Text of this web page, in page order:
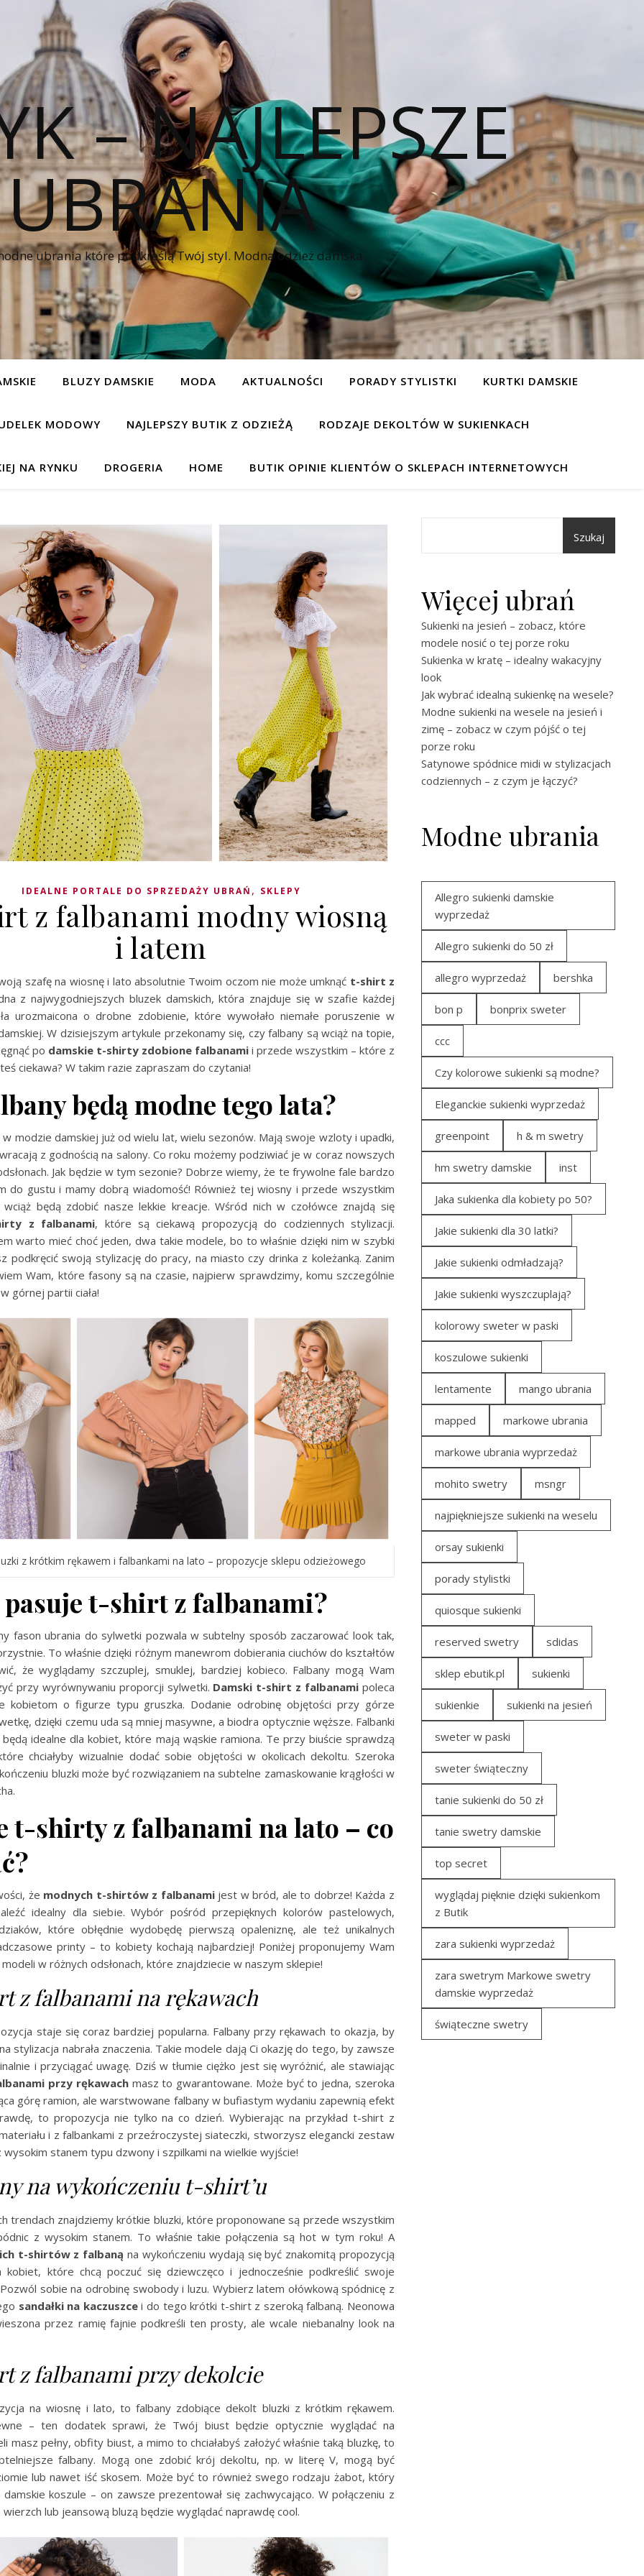
– NAJLEPSZE
UBRANIA
ubrania które podkreślą Twój styl. Modna odzież damska
BLUZY DAMSKIE MODA AKTUALNOŚCI PORADY STYLISTKI KURTKI DAMSKIE
MODOWY NAJLEPSZY BUTIK Z ODZIEŻĄ RODZAJE DEKOLTÓW W SUKIENKACH
NA RYNKU DROGERIA HOME BUTIK OPINIE KLIENTÓW O SKLEPACH INTERNETOWYCH
IDEALNE PORTALE DO SPRZEDAŻY UBRAŃ , SKLEPY
z falbanami modny wiosną
i latem
szafę na wiosnę i lato absolutnie Twoim oczom nie może umknąć t-shirt z
z najwygodniejszych bluzek damskich, która znajduje się w szafie każdej
urozmaicona o drobne zdobienie, które wywołało niemałe poruszenie w
W dzisiejszym artykule przekonamy się, czy falbany są wciąż na topie,
po damskie t-shirty zdobione falbanami i przede wszystkim – które z
ciekawa? W takim razie zapraszam do czytania!
będą modne tego lata?
w modzie damskiej już od wielu lat, wielu sezonów. Mają swoje wzloty i upadki,
z godnością na salony. Co roku możemy podziwiać je w coraz nowszych
Jak będzie w tym sezonie? Dobrze wiemy, że te frywolne fale bardzo
do gustu i mamy dobrą wiadomość! Również tej wiosny i przede wszystkim
będą zdobić nasze lekkie kreacje. Wśród nich w czołówce znajdą się
z falbanami, które są ciekawą propozycją do codziennych stylizacji.
warto mieć choć jeden, dwa takie modele, bo to właśnie dzięki nim w szybki
podkręcić swoją stylizację do pracy, na miasto czy drinka z koleżanką. Zanim
Wam, które fasony są na czasie, najpierw sprawdzimy, komu szczególnie
górnej partii ciała!
z krótkim rękawem i falbankami na lato – propozycje sklepu odzieżowego
t-shirt z falbanami?
fason ubrania do sylwetki pozwala w subtelny sposób zaczarować look tak,
To właśnie dzięki różnym manewrom dobierania ciuchów do kształtów
że wyglądamy szczuplej, smuklej, bardziej kobieco. Falbany mogą Wam
przy wyrównywaniu proporcji sylwetki. Damski t-shirt z falbanami poleca
kobietom o figurze typu gruszka. Dodanie odrobinę objętości przy górze
dzięki czemu uda są mniej masywne, a biodra optycznie węższe. Falbanki
idealne dla kobiet, które mają wąskie ramiona. Te przy biuście sprawdzą
chciałyby wizualnie dodać sobie objętości w okolicach dekoltu. Szeroka
bluzki może być rozwiązaniem na subtelne zamaskowanie krągłości w
t-shirty z falbanami na lato – co
że modnych t-shirtów z falbanamijest w bród, ale to dobrze! Każda z
idealny dla siebie. Wybór pośród przepięknych kolorów pastelowych,
które obłędnie wydobędę pierwszą opaleniznę, ale też unikalnych
printy – to kobiety kochają najbardziej! Poniżej proponujemy Wam
w różnych odsłonach, które znajdziecie w naszym sklepie!
z falbanami na rękawach
staje się coraz bardziej popularna. Falbany przy rękawach to okazja, by
stylizacja nabrała znaczenia. Takie modele dają Ci okazję do tego, by zawsze
i przyciągać uwagę. Dziś w tłumie ciężko jest się wyróżnić, ale stawiając
przy rękawachmasz to gwarantowane. Może być to jedna, szeroka
górę ramion, ale warstwowane falbany w bufiastym wydaniu zapewnią efekt
to propozycja nie tylko na co dzień. Wybierając na przykład t-shirt z
i z falbankami z przeźroczystej siateczki, stworzysz elegancki zestaw
wysokim stanem typu dzwony i szpilkami na wielkie wyjście!
na wykończeniu t-shirt’u
trendach znajdziemy krótkie bluzki, które proponowane są przede wszystkim
z wysokim stanem. To właśnie takie połączenia są hot w tym roku! A
t-shirtów z falbaną na wykończeniu wydają się być znakomitą propozycją
kobiet, które chcą poczuć się dziewczęco i jednocześnie podkreślić swoje
sobie na odrobinę swobody i luzu. Wybierz latem ołówkową spódnicę z
sandałki na kaczuszcei do tego krótki t-shirt z szeroką falbaną. Neonowa
przez ramię fajnie podkreśli ten prosty, ale wcale niebanalny look na
z falbanami przy dekolcie
na wiosnę i lato, to falbany zdobiące dekolt bluzki z krótkim rękawem.
– ten dodatek sprawi, że Twój biust będzie optycznie wyglądać na
masz pełny, obfity biust, a mimo to chciałabyś założyć właśnie taką bluzkę, to
falbany. Mogą one zdobić krój dekoltu, np. w literę V, mogą być
lub nawet iść skosem. Może być to również swego rodzaju żabot, który
damskie koszule – on zawsze prezentował się zachwycająco. W połączeniu z
lub jeansową bluzą będzie wyglądać naprawdę cool.
Szukaj
Więcej ubrań
Sukienki na jesień – zobacz, które
modele nosić o tej porze roku
Sukienka w kratę – idealny wakacyjny
look
Jak wybrać idealną sukienkę na wesele?
Modne sukienki na wesele na jesień i
zimę – zobacz w czym pójść o tej
porze roku
Satynowe spódnice midi w stylizacjach
codziennych – z czym je łączyć?
Modne ubrania
Allegro sukienki damskie
wyprzedaż
Allegro sukienki do 50 zł
allegro wyprzedaż bershka
bon p bonprix sweter
ccc
Czy kolorowe sukienki są modne?
Eleganckie sukienki wyprzedaż
greenpoint h & m swetry
hm swetry damskie inst
Jaka sukienka dla kobiety po 50?
Jakie sukienki dla 30 latki?
Jakie sukienki odmładzają?
Jakie sukienki wyszczuplają?
kolorowy sweter w paski
koszulowe sukienki
lentamente mango ubrania
mapped markowe ubrania
markowe ubrania wyprzedaż
mohito swetry msngr
najpiękniejsze sukienki na weselu
orsay sukienki
porady stylistki
quiosque sukienki
reserved swetry sdidas
sklep ebutik.pl sukienki
sukienkie sukienki na jesień
sweter w paski
sweter świąteczny
tanie sukienki do 50 zł
tanie swetry damskie
top secret
wyglądaj pięknie dzięki sukienkom
z Butik
zara sukienki wyprzedaż
zara swetrym Markowe swetry
damskie wyprzedaż
świąteczne swetry